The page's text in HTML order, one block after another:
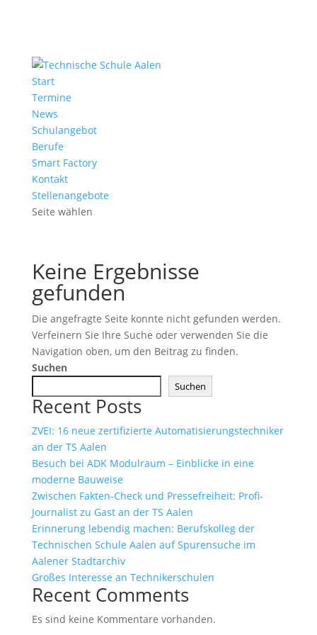
Start
Termine
News
Schulangebot
Berufe
Smart Factory
Kontakt
Stellenangebote
Seite wählen
Keine Ergebnisse
gefunden
Die angefragte Seite konnte nicht gefunden werden.
Verfeinern Sie Ihre Suche oder verwenden Sie die
Navigation oben, um den Beitrag zu finden.
Suchen
Suchen
Recent Posts
ZVEI: 16 neue zertifizierte Automatisierungstechniker
an der TS Aalen
Besuch bei ADK Modulraum – Einblicke in eine
moderne Bauweise
Zwischen Fakten-Check und Pressefreiheit: Profi-
Journalist zu Gast an der TS Aalen
Erinnerung lebendig machen: Berufskolleg der
Technischen Schule Aalen auf Spurensuche im
Aalener Stadtarchiv
Großes Interesse an Technikerschulen
Recent Comments
Es sind keine Kommentare vorhanden.